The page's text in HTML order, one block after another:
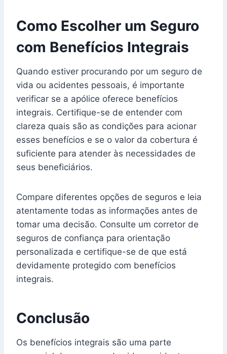
Como Escolher um Seguro
com Benefícios Integrais
Quando estiver procurando por um seguro de
vida ou acidentes pessoais, é importante
verificar se a apólice oferece benefícios
integrais. Certifique-se de entender com
clareza quais são as condições para acionar
esses benefícios e se o valor da cobertura é
suficiente para atender às necessidades de
seus beneficiários.
Compare diferentes opções de seguros e leia
atentamente todas as informações antes de
tomar uma decisão. Consulte um corretor de
seguros de confiança para orientação
personalizada e certifique-se de que está
devidamente protegido com benefícios
integrais.
Conclusão
Os benefícios integrais são uma parte